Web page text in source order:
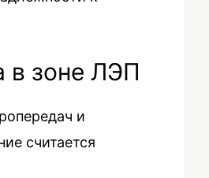
в зоне ЛЭП
и
считается